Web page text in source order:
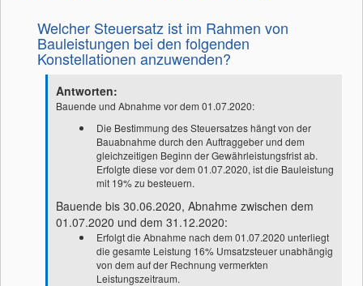
Welcher Steuersatz ist im Rahmen von
Bauleistungen bei den folgenden
Konstellationen anzuwenden?
Antworten:
Bauende und Abnahme vor dem 01.07.2020:
Die Bestimmung des Steuersatzes hängt von der
Bauabnahme durch den Auftraggeber und dem
gleichzeitigen Beginn der Gewährleistungsfrist ab.
Erfolgte diese vor dem 01.07.2020, ist die Bauleistung
mit 19% zu besteuern.
Bauende bis 30.06.2020, Abnahme zwischen dem
01.07.2020 und dem 31.12.2020:
Erfolgt die Abnahme nach dem 01.07.2020 unterliegt
die gesamte Leistung 16% Umsatzsteuer unabhängig
von dem auf der Rechnung vermerkten
Leistungszeitraum.